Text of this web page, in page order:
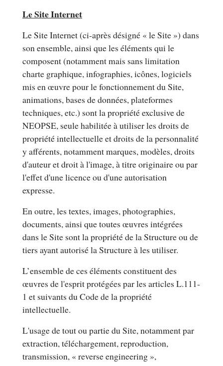
Le Site Internet
Le Site Internet (ci-après désigné « le Site ») dans
son ensemble, ainsi que les éléments qui le
composent (notamment mais sans limitation
charte graphique, infographies, icônes, logiciels
mis en œuvre pour le fonctionnement du Site,
animations, bases de données, plateformes
techniques, etc.) sont la propriété exclusive de
NEOPSE, seule habilitée à utiliser les droits de
propriété intellectuelle et droits de la personnalité
y afférents, notamment marques, modèles, droits
d'auteur et droit à l'image, à titre originaire ou par
l'effet d'une licence ou d'une autorisation
expresse.
En outre, les textes, images, photographies,
documents, ainsi que toutes œuvres intégrées
dans le Site sont la propriété de la Structure ou de
tiers ayant autorisé la Structure à les utiliser.
L’ensemble de ces éléments constituent des
œuvres de l'esprit protégées par les articles L.111-
1 et suivants du Code de la propriété
intellectuelle.
L'usage de tout ou partie du Site, notamment par
extraction, téléchargement, reproduction,
transmission, « reverse engineering »,